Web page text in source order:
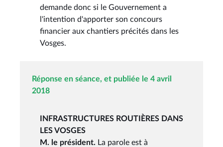
demande donc si le Gouvernement a
l'intention d'apporter son concours
financier aux chantiers précités dans les
Vosges.
Réponse en séance, et publiée le 4 avril
2018
INFRASTRUCTURES ROUTIÈRES DANS
LES VOSGES
M. le président. La parole est à